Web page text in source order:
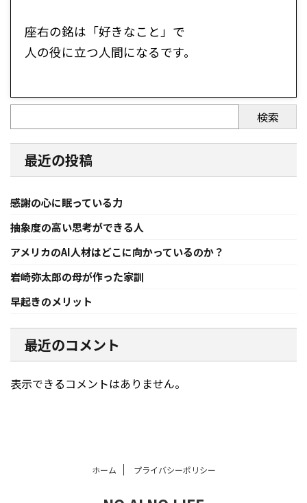
座右の銘は「好きなこと」で
人の役に立つ人間になるです。
検索
最近の投稿
感謝の心に眠っている力
抽象度の高い思考ができる人
アメリカのAI人材はどこに向かっているのか？
岩崎弥太郎の母が作った家訓
早起きのメリット
最近のコメント
表示できるコメントはありません。
ホーム プライバシーポリシー